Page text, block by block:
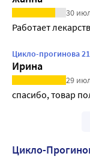
30
Работает
Цикло-прогинова
Ирина
29
спасибо, товар
Цикло-